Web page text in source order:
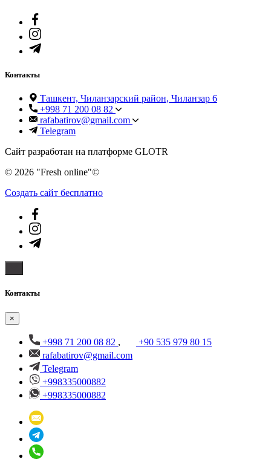
Контакты
Ташкент, Чиланзарский район, Чиланзар 6
+998 71 200 08 82
rafabatirov@gmail.com
Telegram
Сайт разработан на платформе GLOTR
© 2026 "Fresh online"©️
Создать cайт бесплатно
Контакты
×
+998 71 200 08 82 ,
+90 535 979 80 15
rafabatirov@gmail.com
Telegram
+998335000882
+998335000882